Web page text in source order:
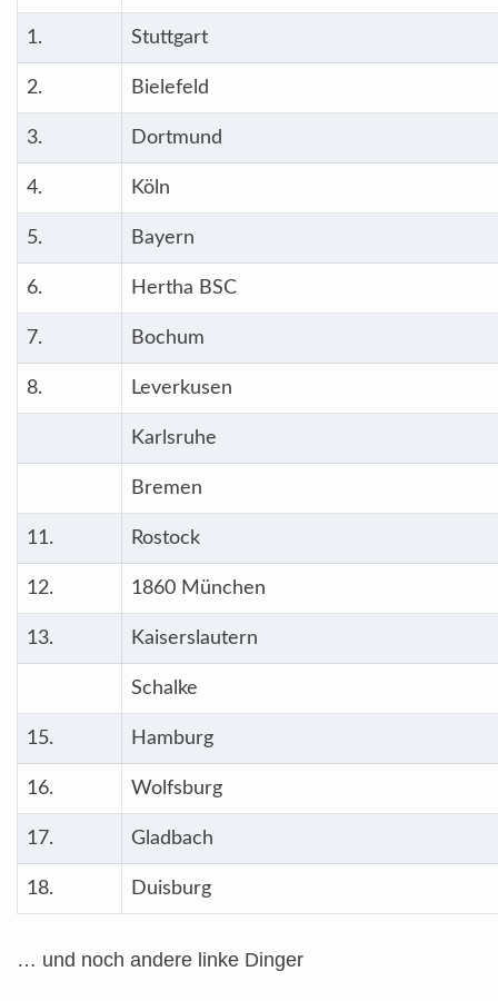
1. Stuttgart
2. Bielefeld
3. Dortmund
4. Köln
5. Bayern
6. Hertha BSC
7. Bochum
8. Leverkusen
Karlsruhe
Bremen
11. Rostock
12. 1860 München
13. Kaiserslautern
Schalke
15. Hamburg
16. Wolfsburg
17. Gladbach
18. Duisburg
… und noch andere linke Dinger